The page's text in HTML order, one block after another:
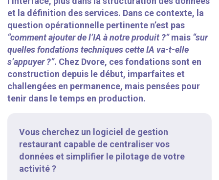
et la définition des services. Dans ce contexte, la
question opérationnelle pertinente n’est pas
“comment ajouter de l’IA à notre produit ?”mais “sur
quelles fondations techniques cette IA va-t-elle
s’appuyer ?”. Chez Dvore, ces fondations sont en
construction depuis le début, imparfaites et
challengées en permanence, mais pensées pour
tenir dans le temps en production.
Vous cherchez un logiciel de gestion
restaurant capable de centraliser vos
données et simplifier le pilotage de votre
activité ?